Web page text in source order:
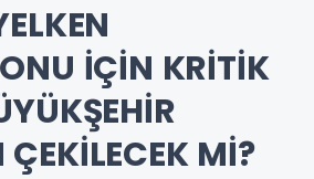
İÇİN KRİTİK
Mİ?